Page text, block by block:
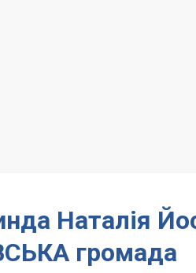
Наталія
громада